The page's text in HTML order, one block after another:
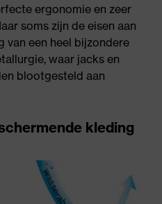
ergonomie en zeer
soms zijn de eisen aan
van een heel bijzondere
waar jacks en
blootgesteld aan
kleding